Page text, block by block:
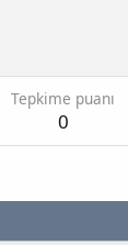
Tepkime puanı
0